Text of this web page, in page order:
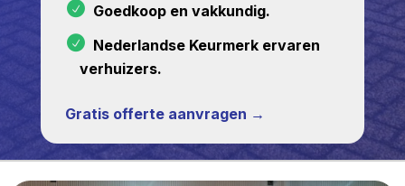
Goedkoop en vakkundig.
Nederlandse Keurmerk ervaren
verhuizers.
Gratis offerte aanvragen →